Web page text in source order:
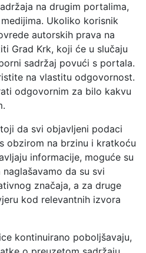
na drugim portalima,
Ukoliko korisnik
autorskih prava na
Grad Krk, koji će u slučaju
sadržaj povući s portala.
na vlastitu odgovornost.
odgovornim za bilo kakvu
da svi objavljeni podaci
obzirom na brzinu i kratkoću
informacije, moguće su
da su svi
značaja, a za druge
kod relevantnih izvora
kontinuirano poboljšavaju,